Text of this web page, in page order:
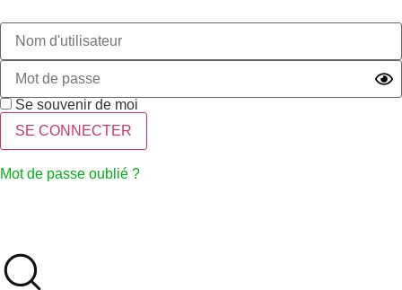
Se souvenir de moi
Mot de passe oublié ?